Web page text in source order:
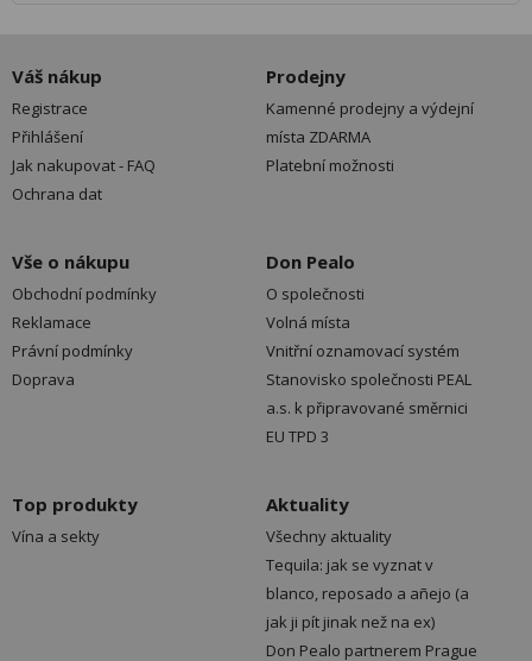
Váš nákup
Registrace
Přihlášení
Jak nakupovat - FAQ
Ochrana dat
Prodejny
Kamenné prodejny a výdejní
místa ZDARMA
Platební možnosti
Vše o nákupu
Obchodní podmínky
Reklamace
Právní podmínky
Doprava
Don Pealo
O společnosti
Volná místa
Vnitřní oznamovací systém
Stanovisko společnosti PEAL
a.s. k připravované směrnici
EU TPD 3
Top produkty
Vína a sekty
Aktuality
Všechny aktuality
Tequila: jak se vyznat v
blanco, reposado a añejo (a
jak ji pít jinak než na ex)
Don Pealo partnerem Prague